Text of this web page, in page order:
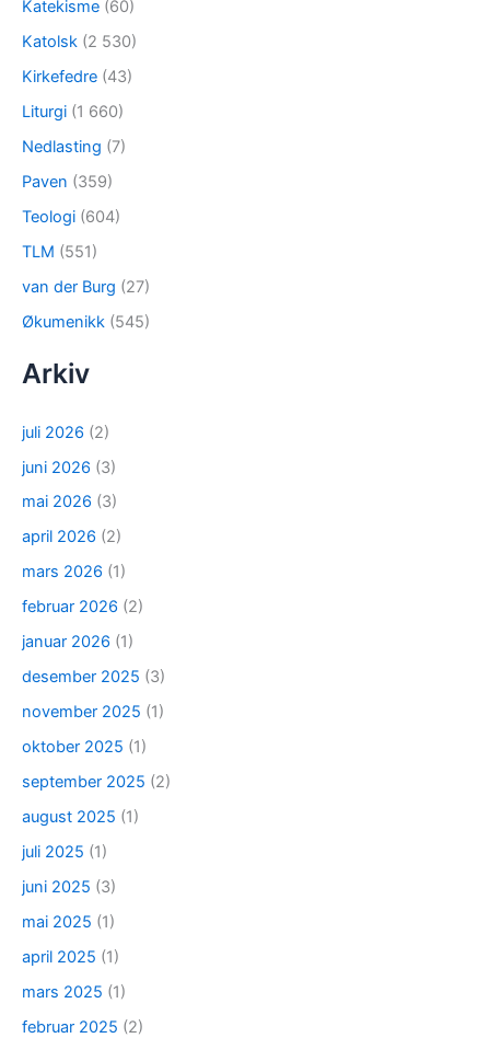
Katekisme (60)
Katolsk (2 530)
Kirkefedre (43)
Liturgi (1 660)
Nedlasting (7)
Paven (359)
Teologi (604)
TLM (551)
van der Burg (27)
Økumenikk (545)
Arkiv
juli 2026 (2)
juni 2026 (3)
mai 2026 (3)
april 2026 (2)
mars 2026 (1)
februar 2026 (2)
januar 2026 (1)
desember 2025 (3)
november 2025 (1)
oktober 2025 (1)
september 2025 (2)
august 2025 (1)
juli 2025 (1)
juni 2025 (3)
mai 2025 (1)
april 2025 (1)
mars 2025 (1)
februar 2025 (2)